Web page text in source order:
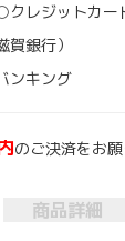
レジットカー
銀行）
ンキング
のご決済をお願
商品詳細